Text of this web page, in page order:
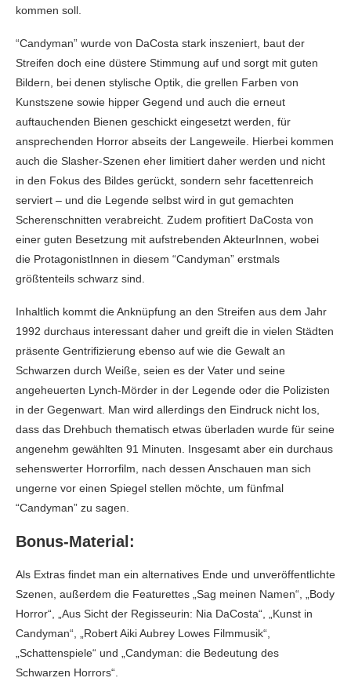
kommen soll.
“Candyman” wurde von DaCosta stark inszeniert, baut der
Streifen doch eine düstere Stimmung auf und sorgt mit guten
Bildern, bei denen stylische Optik, die grellen Farben von
Kunstszene sowie hipper Gegend und auch die erneut
auftauchenden Bienen geschickt eingesetzt werden, für
ansprechenden Horror abseits der Langeweile. Hierbei kommen
auch die Slasher-Szenen eher limitiert daher werden und nicht
in den Fokus des Bildes gerückt, sondern sehr facettenreich
serviert – und die Legende selbst wird in gut gemachten
Scherenschnitten verabreicht. Zudem profitiert DaCosta von
einer guten Besetzung mit aufstrebenden AkteurInnen, wobei
die ProtagonistInnen in diesem “Candyman” erstmals
größtenteils schwarz sind.
Inhaltlich kommt die Anknüpfung an den Streifen aus dem Jahr
1992 durchaus interessant daher und greift die in vielen Städten
präsente Gentrifizierung ebenso auf wie die Gewalt an
Schwarzen durch Weiße, seien es der Vater und seine
angeheuerten Lynch-Mörder in der Legende oder die Polizisten
in der Gegenwart. Man wird allerdings den Eindruck nicht los,
dass das Drehbuch thematisch etwas überladen wurde für seine
angenehm gewählten 91 Minuten. Insgesamt aber ein durchaus
sehenswerter Horrorfilm, nach dessen Anschauen man sich
ungerne vor einen Spiegel stellen möchte, um fünfmal
“Candyman” zu sagen.
Bonus-Material:
Als Extras findet man ein alternatives Ende und unveröffentlichte
Szenen, außerdem die Featurettes „Sag meinen Namen“, „Body
Horror“, „Aus Sicht der Regisseurin: Nia DaCosta“, „Kunst in
Candyman“, „Robert Aiki Aubrey Lowes Filmmusik“,
„Schattenspiele“ und „Candyman: die Bedeutung des
Schwarzen Horrors“.